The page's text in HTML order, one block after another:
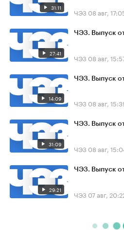
31:11 ЧЭЗ 08 авг,
27:41
ЧЭЗ. Выпуск
ЧЭЗ 08 авг,
14:09
ЧЭЗ. Выпуск
ЧЭЗ 08 авг,
31:09
ЧЭЗ. Выпуск
ЧЭЗ 08 авг,
29:21
ЧЭЗ. Выпуск
ЧЭЗ 07 авг,